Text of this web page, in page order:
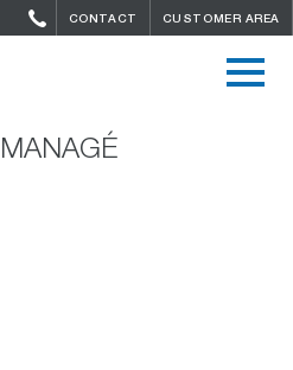
CONTACT CUSTOMER AREA